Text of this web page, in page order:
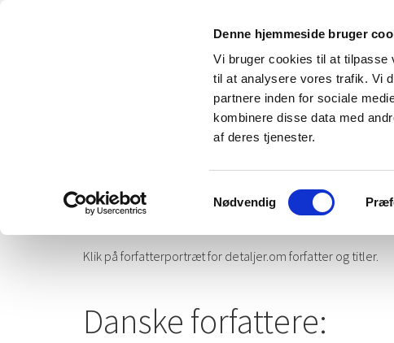
Denne hjemmeside bruger
Vi bruger cookies til at tilpasse
til at analysere vores trafik. Vi
partnere inden for sociale
kombinere disse data med
af deres tjenester.
Nødvendig
Disse forfattere er enten allerede udgivet på Alias
Klik på forfatterportræt for detaljer.om forfatter og titler.
Danske forfattere: